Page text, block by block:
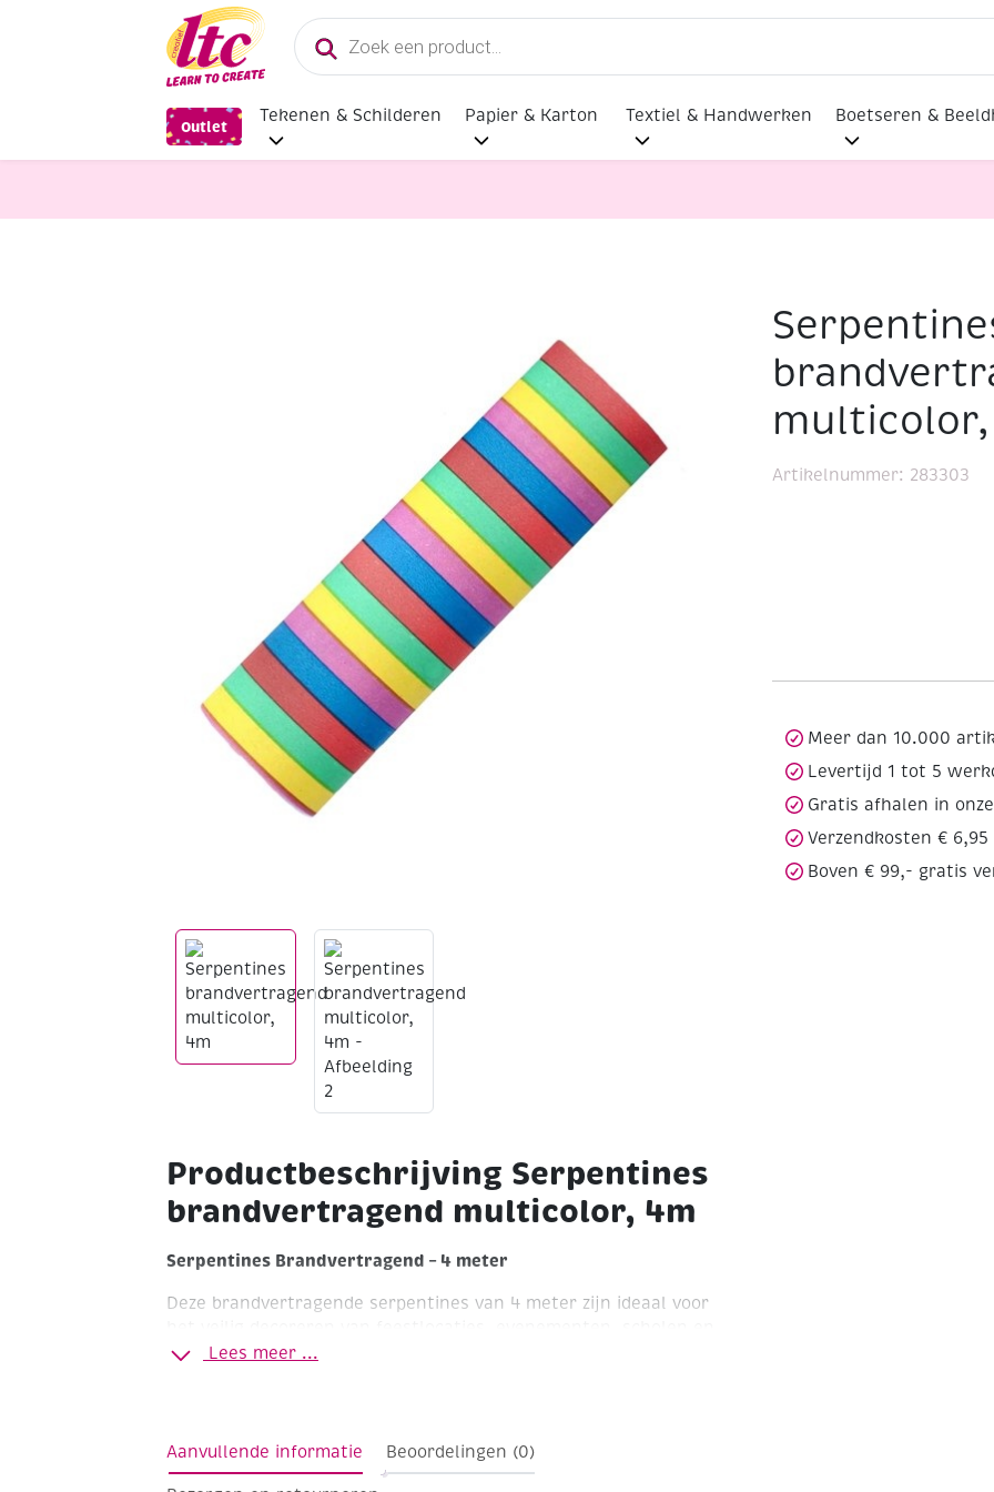
Producten
zoeken
Outlet
Tekenen & Schilderen Papier & Karton Textiel & Handwerken Boetseren &
Serpentines brandvertragend multicolor, 4m
Productbeschrijving Serpentines
brandvertragend multicolor, 4m
Serpentines Brandvertragend – 4 meter
Deze brandvertragende serpentines van 4 meter zijn ideaal voor
openbare ruimtes. Dankzij de brandvertragende behandeling
De serpentines zijn lichtgewicht, eenvoudig op te hangen en
zorgen direct voor een feestelijke uitstraling. Perfect voor
Lees meer ...
Artikelnummer: 283303
Meer dan 10.000
Levertijd 1 tot 5
Gratis afhalen in
Verzendkosten € 6,95
Boven € 99,- gratis
Aanvullende informatie Beoordelingen (0)